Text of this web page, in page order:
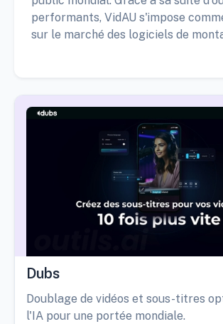
performants, VidAU s'impose
sur le marché des logiciels de
Dubs
Doublage de vidéos et sous-titres
l'IA pour une portée mondiale.